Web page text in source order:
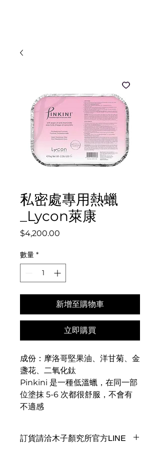
私密處專用熱蠟
_Lycon萊康
$4,200.00
數量 *
新增至購物車
立即購買
成份：摩洛哥堅果油、洋甘菊、金
盞花、二氧化鈦
Pinkini 是一種低溫蠟，在同一部
位塗抹 5-6 次都很舒服，不會有
不適感
訂貨請洽木子顏究所官方LINE